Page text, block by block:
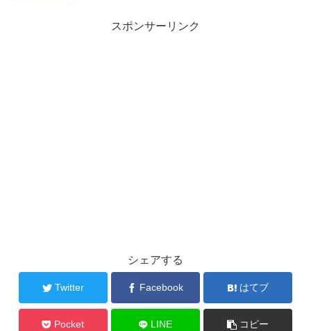
スポンサーリンク
シェアする
Twitter Facebook はてブ
Pocket LINE コピー